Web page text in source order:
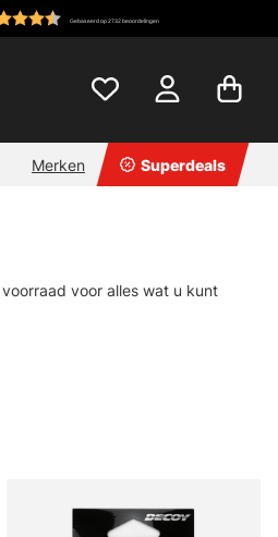
Gebaseerd op 2732 beoordelingen
Merken Superdeals
voor alles wat u kunt